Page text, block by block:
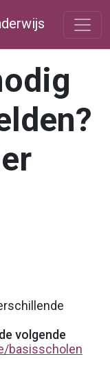
volgende
basisscholen